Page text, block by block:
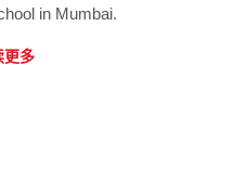
in Mumbai.
更多